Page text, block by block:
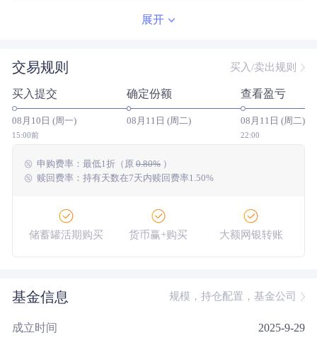
近三年 --/--
近五年 -- 0.00% --/--
今年以来 991/1446
成立以来 0.82 %
展开
交易规则 买入/卖出规则
买入提交
08月10日 (周一)
15:00前
确定份额
08月11日 (周二)
查看盈亏
08月11日 (周二)
22:00
申购费率： 最低1折（原 0.80%）
赎回费率：持有天数在7天内赎回费率1.50%
储蓄罐活期购买 货币赢+购买 大额网银转账
基金信息 规模，持仓配置，基金公司
成立时间 2025-9-29